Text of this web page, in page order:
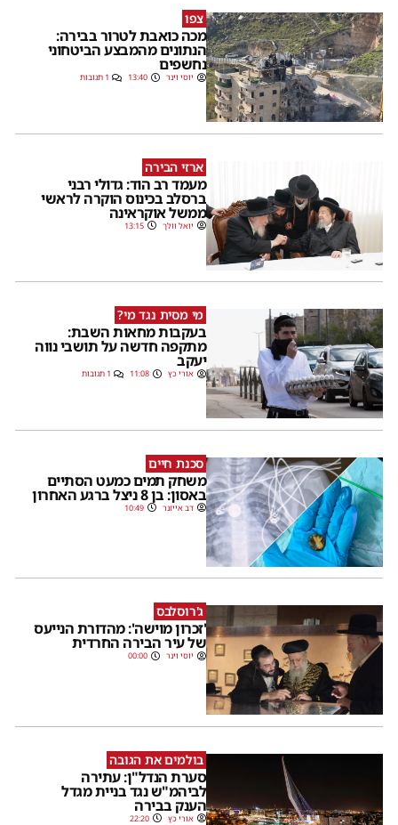
צפו
מכה כואבת לטרור בבירה:
הנתונים מהמבצע הביטחוני
נחשפים
יוסי וינר 13:40 1 תגובות
ארזי הבירה
מעמד רב הוד: גדולי רבני
ברסלב בכינוס הוקרה לראשי
ממשל אוקראינה
יואל וולך 13:15
מי מסית נגד מי?
בעקבות מחאות השבת:
מתקפה חדשה על תושבי נווה
יעקב
אורי כץ 11:08 1 תגובות
סכנת חיים
משחק תמים כמעט הסתיים
באסון: בן 8 ניצל ברגע האחרון
דב אייזנר 10:49
ג'רוסלבס
'זכרון מוישה': מהדורת הנייעס
של עיר הבירה החרדית
יוסי וינר 00:00
בולמים את הגובה
סערת הנדל"ן: עתירה
לביהמ"ש נגד בניית מגדל
הענק בבירה
אורי כץ 22:20